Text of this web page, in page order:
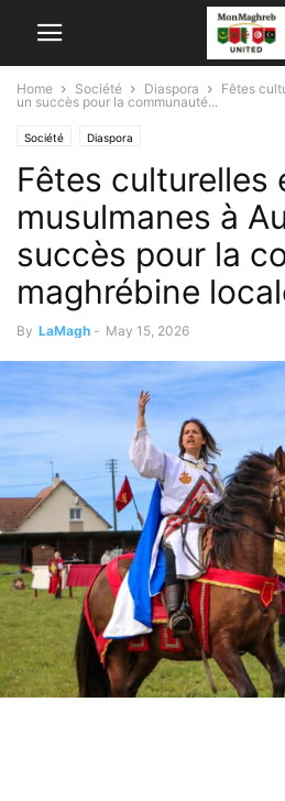
Home Société Diaspora
Fêtes
un succès pour la communauté...
Société Diaspora
Fêtes culturelles
musulmanes à
succès pour la
maghrébine
By LaMagh - May 15, 2026